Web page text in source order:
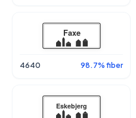
4640 98.7% fiber